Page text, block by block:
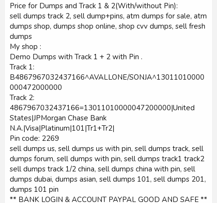
Price for Dumps and Track 1 & 2(With/without Pin):
sell dumps track 2, sell dump+pins, atm dumps for sale, atm
dumps shop, dumps shop online, shop cvv dumps, sell fresh
dumps
My shop :
Demo Dumps with Track 1 + 2 with Pin .
Track 1:
B4867967032437166^AVALLONE/SONJA^13011010000
000472000000
Track 2:
4867967032437166=13011010000047200000|United
States|JPMorgan Chase Bank
N.A.|Visa|Platinum|101|Tr1+Tr2|
Pin code: 2269
sell dumps us, sell dumps us with pin, sell dumps track, sell
dumps forum, sell dumps with pin, sell dumps track1 track2
sell dumps track 1/2 china, sell dumps china with pin, sell
dumps dubai, dumps asian, sell dumps 101, sell dumps 201,
dumps 101 pin
** BANK LOGIN & ACCOUNT PAYPAL GOOD AND SAFE **